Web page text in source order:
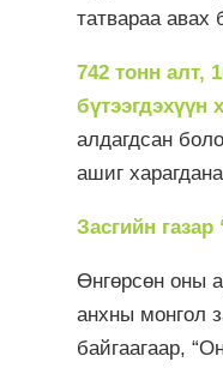
татвараа авах
742 тонн алт,
алдагдсан
ашиг
Засгийн
Өнгөрсөн оны
анхны монгол
байгаагаар,